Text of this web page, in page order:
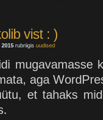
vist : )
2015 rubriigis uudised
mugavamasse
aga
et tahaks